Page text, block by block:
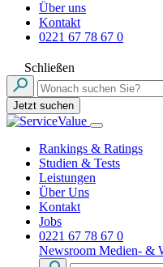
Über uns
Kontakt
0221 67 78 67 0
Schließen
Jetzt suchen
Rankings & Ratings
Studien & Tests
Leistungen
Über Uns
Kontakt
Jobs
0221 67 78 67 0
Newsroom Medien- &